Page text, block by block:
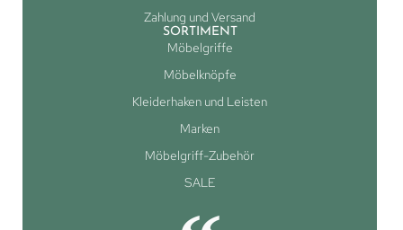
Zahlung und Versand
SORTIMENT
Möbelgriffe
Möbelknöpfe
Kleiderhaken und Leisten
Marken
Möbelgriff-Zubehör
SALE